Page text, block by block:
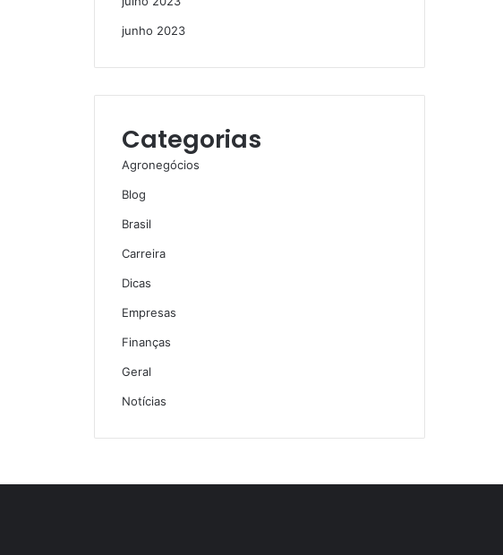
junho 2023
Categorias
Agronegócios
Blog
Brasil
Carreira
Dicas
Empresas
Finanças
Geral
Notícias